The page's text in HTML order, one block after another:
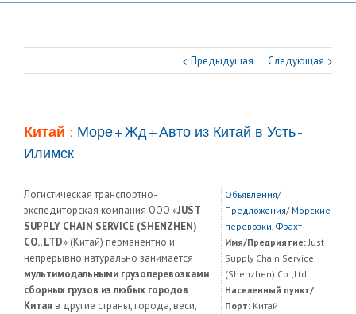
Предыдущая Следующая
Китай : Море+Жд+Авто из Китай в Усть-
Илимск
Логистическая транспортно-
экспедиторская компания ООО «JUST
SUPPLY CHAIN SERVICE (SHENZHEN)
CO., LTD» (Китай) перманентно и
непрерывно натурально занимается
мультимодальными грузоперевозками
сборных грузов из любых городов
Китая в другие страны, города, веси,
Объявления/
Предложения/ Морские
перевозки, Фрахт
Имя/Предриятие:Just
Supply Chain Service
(Shenzhen) Co.,Ltd
Населенный пункт/
Порт:Китай